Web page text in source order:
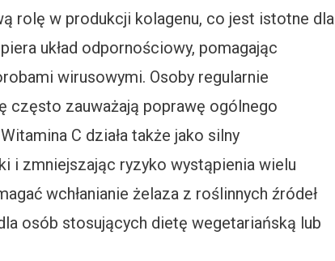
rolę w produkcji kolagenu, co jest istotne dla
układ odpornościowy, pomagając
wirusowymi. Osoby regularnie
często zauważają poprawę ogólnego
C działa także jako silny
i zmniejszając ryzyko wystąpienia wielu
wchłanianie żelaza z roślinnych źródeł
osób stosujących dietę wegetariańską lub